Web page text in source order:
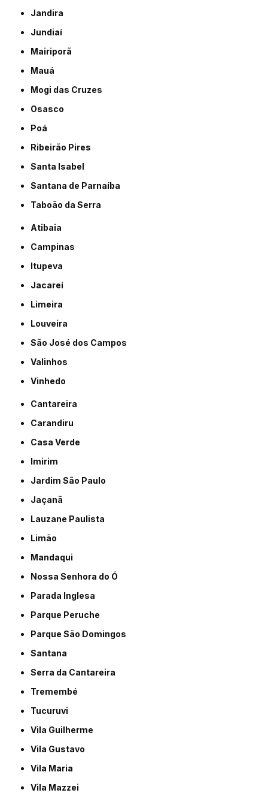
Jandira
Jundiaí
Mairiporã
Mauá
Mogi das Cruzes
Osasco
Poá
Ribeirão Pires
Santa Isabel
Santana de Parnaíba
Taboão da Serra
Atibaia
Campinas
Itupeva
Jacareí
Limeira
Louveira
São José dos Campos
Valinhos
Vinhedo
Cantareira
Carandiru
Casa Verde
Imirim
Jardim São Paulo
Jaçanã
Lauzane Paulista
Limão
Mandaqui
Nossa Senhora do Ó
Parada Inglesa
Parque Peruche
Parque São Domingos
Santana
Serra da Cantareira
Tremembé
Tucuruvi
Vila Guilherme
Vila Gustavo
Vila Maria
Vila Mazzei